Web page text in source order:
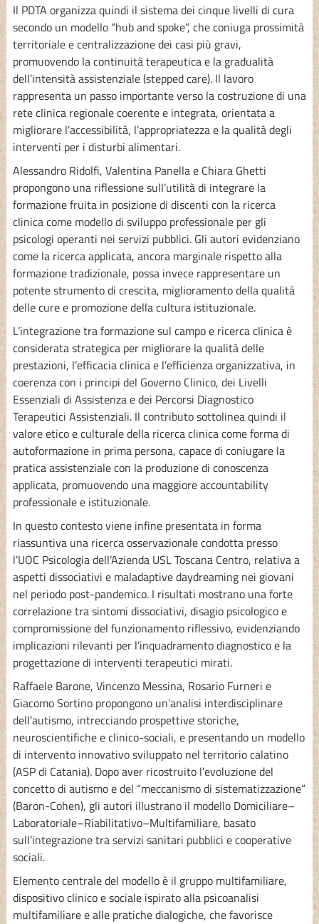
Il PDTA organizza quindi il sistema dei cinque livelli di cura
secondo un modello “hub and spoke”, che coniuga prossimità
territoriale e centralizzazione dei casi più gravi,
promuovendo la continuità terapeutica e la gradualità
dell’intensità assistenziale (stepped care). Il lavoro
rappresenta un passo importante verso la costruzione di una
rete clinica regionale coerente e integrata, orientata a
migliorare l’accessibilità, l’appropriatezza e la qualità degli
interventi per i disturbi alimentari.
Alessandro Ridolfi, Valentina Panella e Chiara Ghetti
propongono una riflessione sull’utilità di integrare la
formazione fruita in posizione di discenti con la ricerca
clinica come modello di sviluppo professionale per gli
psicologi operanti nei servizi pubblici. Gli autori evidenziano
come la ricerca applicata, ancora marginale rispetto alla
formazione tradizionale, possa invece rappresentare un
potente strumento di crescita, miglioramento della qualità
delle cure e promozione della cultura istituzionale.
L’integrazione tra formazione sul campo e ricerca clinica è
considerata strategica per migliorare la qualità delle
prestazioni, l’efficacia clinica e l’efficienza organizzativa, in
coerenza con i principi del Governo Clinico, dei Livelli
Essenziali di Assistenza e dei Percorsi Diagnostico
Terapeutici Assistenziali. Il contributo sottolinea quindi il
valore etico e culturale della ricerca clinica come forma di
autoformazione in prima persona, capace di coniugare la
pratica assistenziale con la produzione di conoscenza
applicata, promuovendo una maggiore accountability
professionale e istituzionale.
In questo contesto viene infine presentata in forma
riassuntiva una ricerca osservazionale condotta presso
l’UOC Psicologia dell’Azienda USL Toscana Centro, relativa a
aspetti dissociativi e maladaptive daydreaming nei giovani
nel periodo post-pandemico. I risultati mostrano una forte
correlazione tra sintomi dissociativi, disagio psicologico e
compromissione del funzionamento riflessivo, evidenziando
implicazioni rilevanti per l’inquadramento diagnostico e la
progettazione di interventi terapeutici mirati.
Raffaele Barone, Vincenzo Messina, Rosario Furneri e
Giacomo Sortino propongono un’analisi interdisciplinare
dell’autismo, intrecciando prospettive storiche,
neuroscientifiche e clinico-sociali, e presentando un modello
di intervento innovativo sviluppato nel territorio calatino
(ASP di Catania). Dopo aver ricostruito l’evoluzione del
concetto di autismo e del “meccanismo di sistematizzazione”
(Baron-Cohen), gli autori illustrano il modello Domiciliare–
Laboratoriale–Riabilitativo–Multifamiliare, basato
sull’integrazione tra servizi sanitari pubblici e cooperative
sociali.
Elemento centrale del modello è il gruppo multifamiliare,
dispositivo clinico e sociale ispirato alla psicoanalisi
multifamiliare e alle pratiche dialogiche, che favorisce